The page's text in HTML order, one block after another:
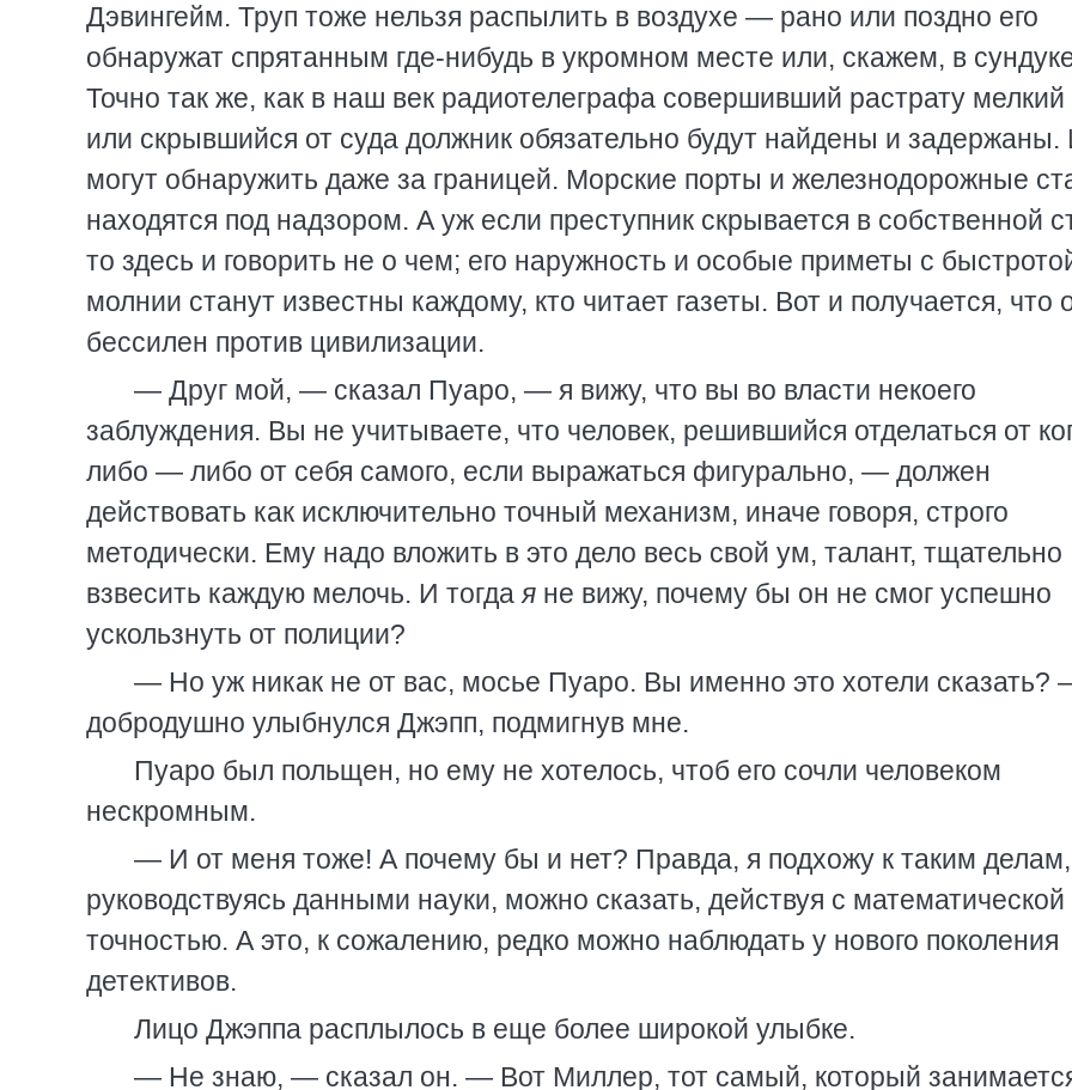
Дэвингейм. Труп тоже нельзя распылить в воздухе — рано или поздно его
обнаружат спрятанным где-нибудь в укромном месте или, скажем, в
Точно так же, как в наш век радиотелеграфа совершивший растрату мелкий
или скрывшийся от суда должник обязательно будут найдены и задержаны.
могут обнаружить даже за границей. Морские порты и железнодорожные
находятся под надзором. А уж если преступник скрывается в собственной
то здесь и говорить не о чем; его наружность и особые приметы с
молнии станут известны каждому, кто читает газеты. Вот и получается, что
бессилен против цивилизации.
— Друг мой, — сказал Пуаро, — я вижу, что вы во власти некоего
заблуждения. Вы не учитываете, что человек, решившийся отделаться от
либо — либо от себя самого, если выражаться фигурально, — должен
действовать как исключительно точный механизм, иначе говоря, строго
методически. Ему надо вложить в это дело весь свой ум, талант, тщательно
взвесить каждую мелочь. И тогда я не вижу, почему бы он не смог успешно
ускользнуть от полиции?
— Но уж никак не от вас, мосье Пуаро. Вы именно это хотели сказать?
добродушно улыбнулся Джэпп, подмигнув мне.
Пуаро был польщен, но ему не хотелось, чтоб его сочли человеком
нескромным.
— И от меня тоже! А почему бы и нет? Правда, я подхожу к таким делам,
руководствуясь данными науки, можно сказать, действуя с математической
точностью. А это, к сожалению, редко можно наблюдать у нового поколения
детективов.
Лицо Джэппа расплылось в еще более широкой улыбке.
— Не знаю, — сказал он. — Вот Миллер, тот самый, который